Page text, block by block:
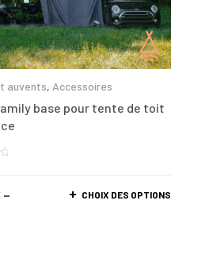
auvents, Accessoires
base pour tente de toit
–
CHOIX DES OPTIONS